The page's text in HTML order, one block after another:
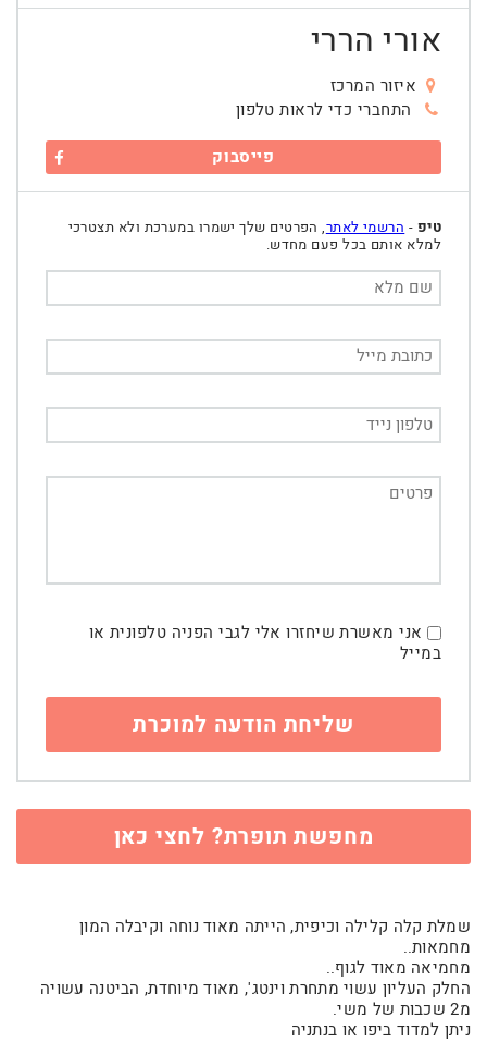
אורי הררי
איזור המרכז
התחברי כדי לראות טלפון
פייסבוק
טיפ - הרשמי לאתר, הפרטים שלך ישמרו במערכת ולא תצטרכי
למלא אותם בכל פעם מחדש.
אני מאשרת שיחזרו אלי לגבי הפניה טלפונית או
במייל
מחפשת תופרת? לחצי כאן
שמלת קלה קלילה וכיפית, הייתה מאוד נוחה וקיבלה המון
מחמאות..
מחמיאה מאוד לגוף..
החלק העליון עשוי מתחרת וינטג', מאוד מיוחדת, הביטנה עשויה
מ2 שכבות של משי.
ניתן למדוד ביפו או בנתניה